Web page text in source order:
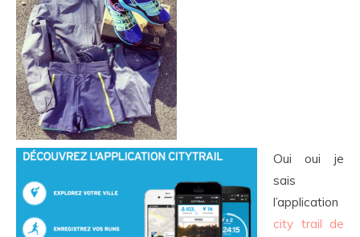
Oui oui je
sais
l’application
city trail de